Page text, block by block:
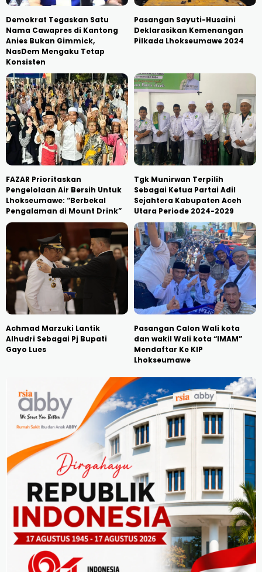
Demokrat Tegaskan Satu
Nama Cawapres di Kantong
Anies Bukan Gimmick,
NasDem Mengaku Tetap
Konsisten
Pasangan Sayuti-Husaini
Deklarasikan Kemenangan
Pilkada Lhokseumawe 2024
FAZAR Prioritaskan
Pengelolaan Air Bersih Untuk
Lhokseumawe: “Berbekal
Pengalaman di Mount Drink”
Tgk Munirwan Terpilih
Sebagai Ketua Partai Adil
Sejahtera Kabupaten Aceh
Utara Periode 2024-2029
Achmad Marzuki Lantik
Alhudri Sebagai Pj Bupati
Gayo Lues
Pasangan Calon Wali kota
dan wakil Wali kota “IMAM”
Mendaftar Ke KIP
Lhokseumawe